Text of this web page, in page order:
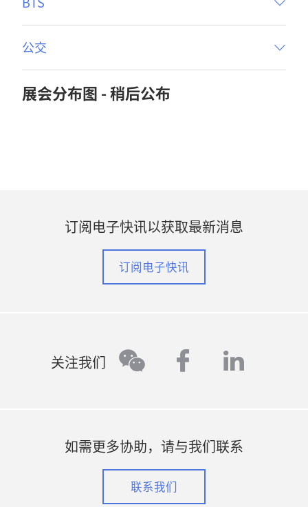
公交
展会分布图 - 稍后公布
订阅电子快讯以获取最新消息
订阅电子快讯
关注我们 wechatfacebook
如需更多协助，请与我们联系
联系我们